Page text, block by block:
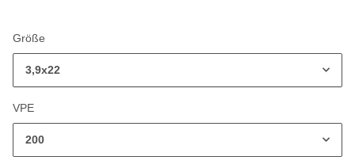
Größe
3,9x22
VPE
200